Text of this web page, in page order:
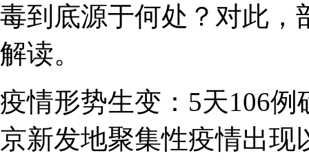
毒到底源于何处？对此，
解读。
疫情形势生变：5天106
京新发地聚集性疫情出现